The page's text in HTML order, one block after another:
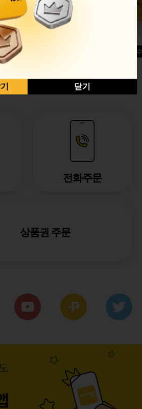
반순살[레드+허니]
허니옥
전화주문
상품권 주문
닫기